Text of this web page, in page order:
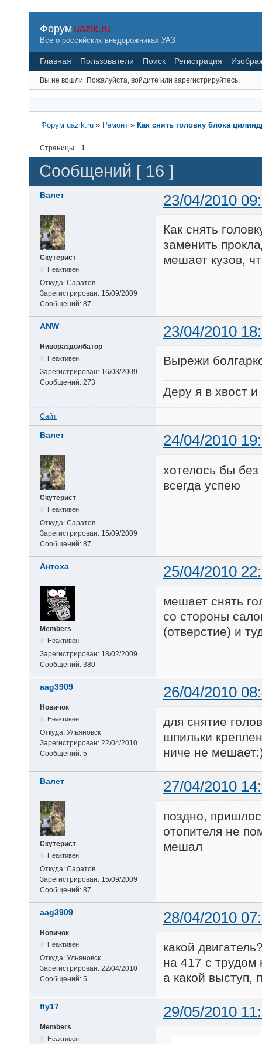
Форум uazik.ru
Все о российских внедорожниках УАЗ
Главная Пользователи Поиск Регистрация
Вы не вошли. Пожалуйста, войдите или зарегистрируйтесь.
Форум uazik.ru » Ремонт » Как снять головку блока
Страницы 1
Сообщений [ 16 ]
Валет 23/04/2010
Скутерист
Неактивен
Откуда: Саратов
Зарегистрирован: 15/09/2009
Сообщений: 87
Как снять
заменить
мешает кузов,
ANW 23/04/2010
Нивораздолбатор
Неактивен
Зарегистрирован: 16/03/2009
Сообщений: 273
Вырежи
Деру я в хвост
Сайт
Валет 24/04/2010
Скутерист
Неактивен
Откуда: Саратов
Зарегистрирован: 15/09/2009
Сообщений: 87
хотелось бы без
всегда успею
Антоха 25/04/2010
Members
Неактивен
Зарегистрирован: 18/02/2009
Сообщений: 380
мешает снять
со стороны
(отверстие) и
aag3909 26/04/2010
Новичок
Неактивен
Откуда: Ульяновск
Зарегистрирован: 22/04/2010
Сообщений: 5
для снятие
шпильки
ниче не
Валет 27/04/2010
Скутерист
Неактивен
Откуда: Саратов
Зарегистрирован: 15/09/2009
Сообщений: 87
поздно,
отопителя не
мешал
aag3909 28/04/2010
Новичок
Неактивен
Откуда: Ульяновск
Зарегистрирован: 22/04/2010
Сообщений: 5
какой
на 417 с трудом
а какой выступ,
fly17 29/05/2010
Members
Неактивен